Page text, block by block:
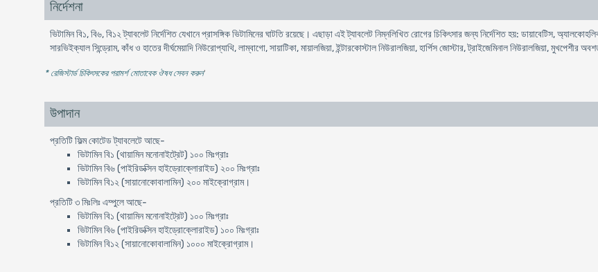
নির্দেশনা
ভিটামিন বি১, বি৬, বি১২ ট্যাবলেট নির্দেশিত যেখানে প্রাসঙ্গিক ভিটামিনের ঘাটতি রয়েছে। এছাড়া এই ট্যাবলেট নিম্নলিখিত রোগের চিকিৎসার জন্য নির্দেশিত হয়: ডায়াবেটিস,
সারভিইক্যাল সিন্ড্রোম, কাঁধ ও হাতের দীর্ঘমেয়াদি নিউরোপ্যাথি, লাম্বাগো, সায়াটিকা, মায়ালজিয়া, ইন্টারকোস্টাল নিউরালজিয়া, হার্পিস জোস্টার, ট্রাইজেমিনাল নিউরালজিয়া, মুখপেশীর
* রেজিস্টার্ড চিকিৎসকের পরামর্শ মোতাবেক ঔষধ সেবন করুন'
উপাদান
প্রতিটি ফিল্ম কোটেড ট্যাবলেটে আছে-
ভিটামিন বি১ (থায়ামিন মনোনাইট্রেট) ১০০ মিঃগ্রাঃ
ভিটামিন বি৬ (পাইরিডক্সিন হাইড্রোক্লোরাইড) ২০০ মিঃগ্রাঃ
ভিটামিন বি১২ (সায়ানোকোবালামিন) ২০০ মাইক্রোগ্রাম।
প্রতিটি ৩ মিঃলিঃ এম্পুলে আছে-
ভিটামিন বি১ (থায়ামিন মনোনাইট্রেট) ১০০ মিঃগ্রাঃ
ভিটামিন বি৬ (পাইরিডক্সিন হাইড্রোক্লোরাইড) ১০০ মিঃগ্রাঃ
ভিটামিন বি১২ (সায়ানোকোবালামিন) ১০০০ মাইক্রোগ্রাম।